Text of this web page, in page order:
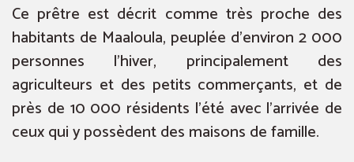
Ce prêtre est décrit comme très proche des
habitants de Maaloula, peuplée d’environ 2 000
personnes l’hiver, principalement des
agriculteurs et des petits commerçants, et de
près de 10 000 résidents l’été avec l’arrivée de
ceux qui y possèdent des maisons de famille.